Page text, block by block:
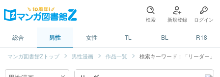
検索 新規登録 ログイン
総合 男性 女性 TL BL R18
マンガ図書館Zトップ 男性漫画 作品一覧 検索キーワード：「リーダー」